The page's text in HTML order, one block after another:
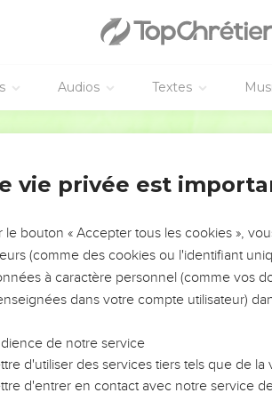
Audios Textes
DE L’ANNÉE !
LES VOTRES ?
leur impact, leur foi ou leur vision. Mais on voit
qu'ils ont traversés, alors même que ce sont
responsables reviennent sur les erreurs
avec plus de sagesse afin que leurs erreurs
une équipe, un groupe ou une famille,
vie privée est
le bouton « Accepter tous les cookies »,
(comme des cookies ou l'identifiant
à caractère personnel (comme vos
dans votre compte utilisateur)
de notre service
d'utiliser des services tiers tels que de
d'entrer en contact avec notre service